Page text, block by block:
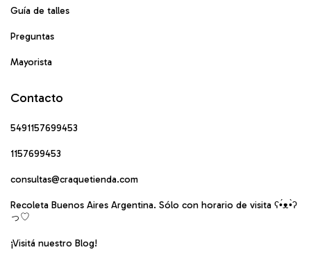
Guía de talles
Preguntas
Mayorista
Contacto
5491157699453
1157699453
consultas@craquetienda.com
Recoleta Buenos Aires Argentina. Sólo con horario de visita ʕ•́ᴥ•̀ʔ
っ♡
¡Visitá nuestro Blog!